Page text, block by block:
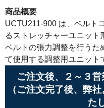
商品概要
UCTU211-900 は、ベルト
るストレッチャーユニット
ベルトの張力調整を行うた
て使用する調整用ユニット
ご注文後、２～３営
（ご注文完了後、弊
た